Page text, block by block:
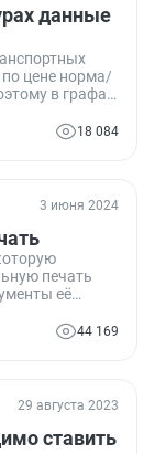
данные
по цене норма/
в графах
данные в
18 084
3 июня 2024
печать
её
эту печать.
44 169
29 августа 2023
ставить